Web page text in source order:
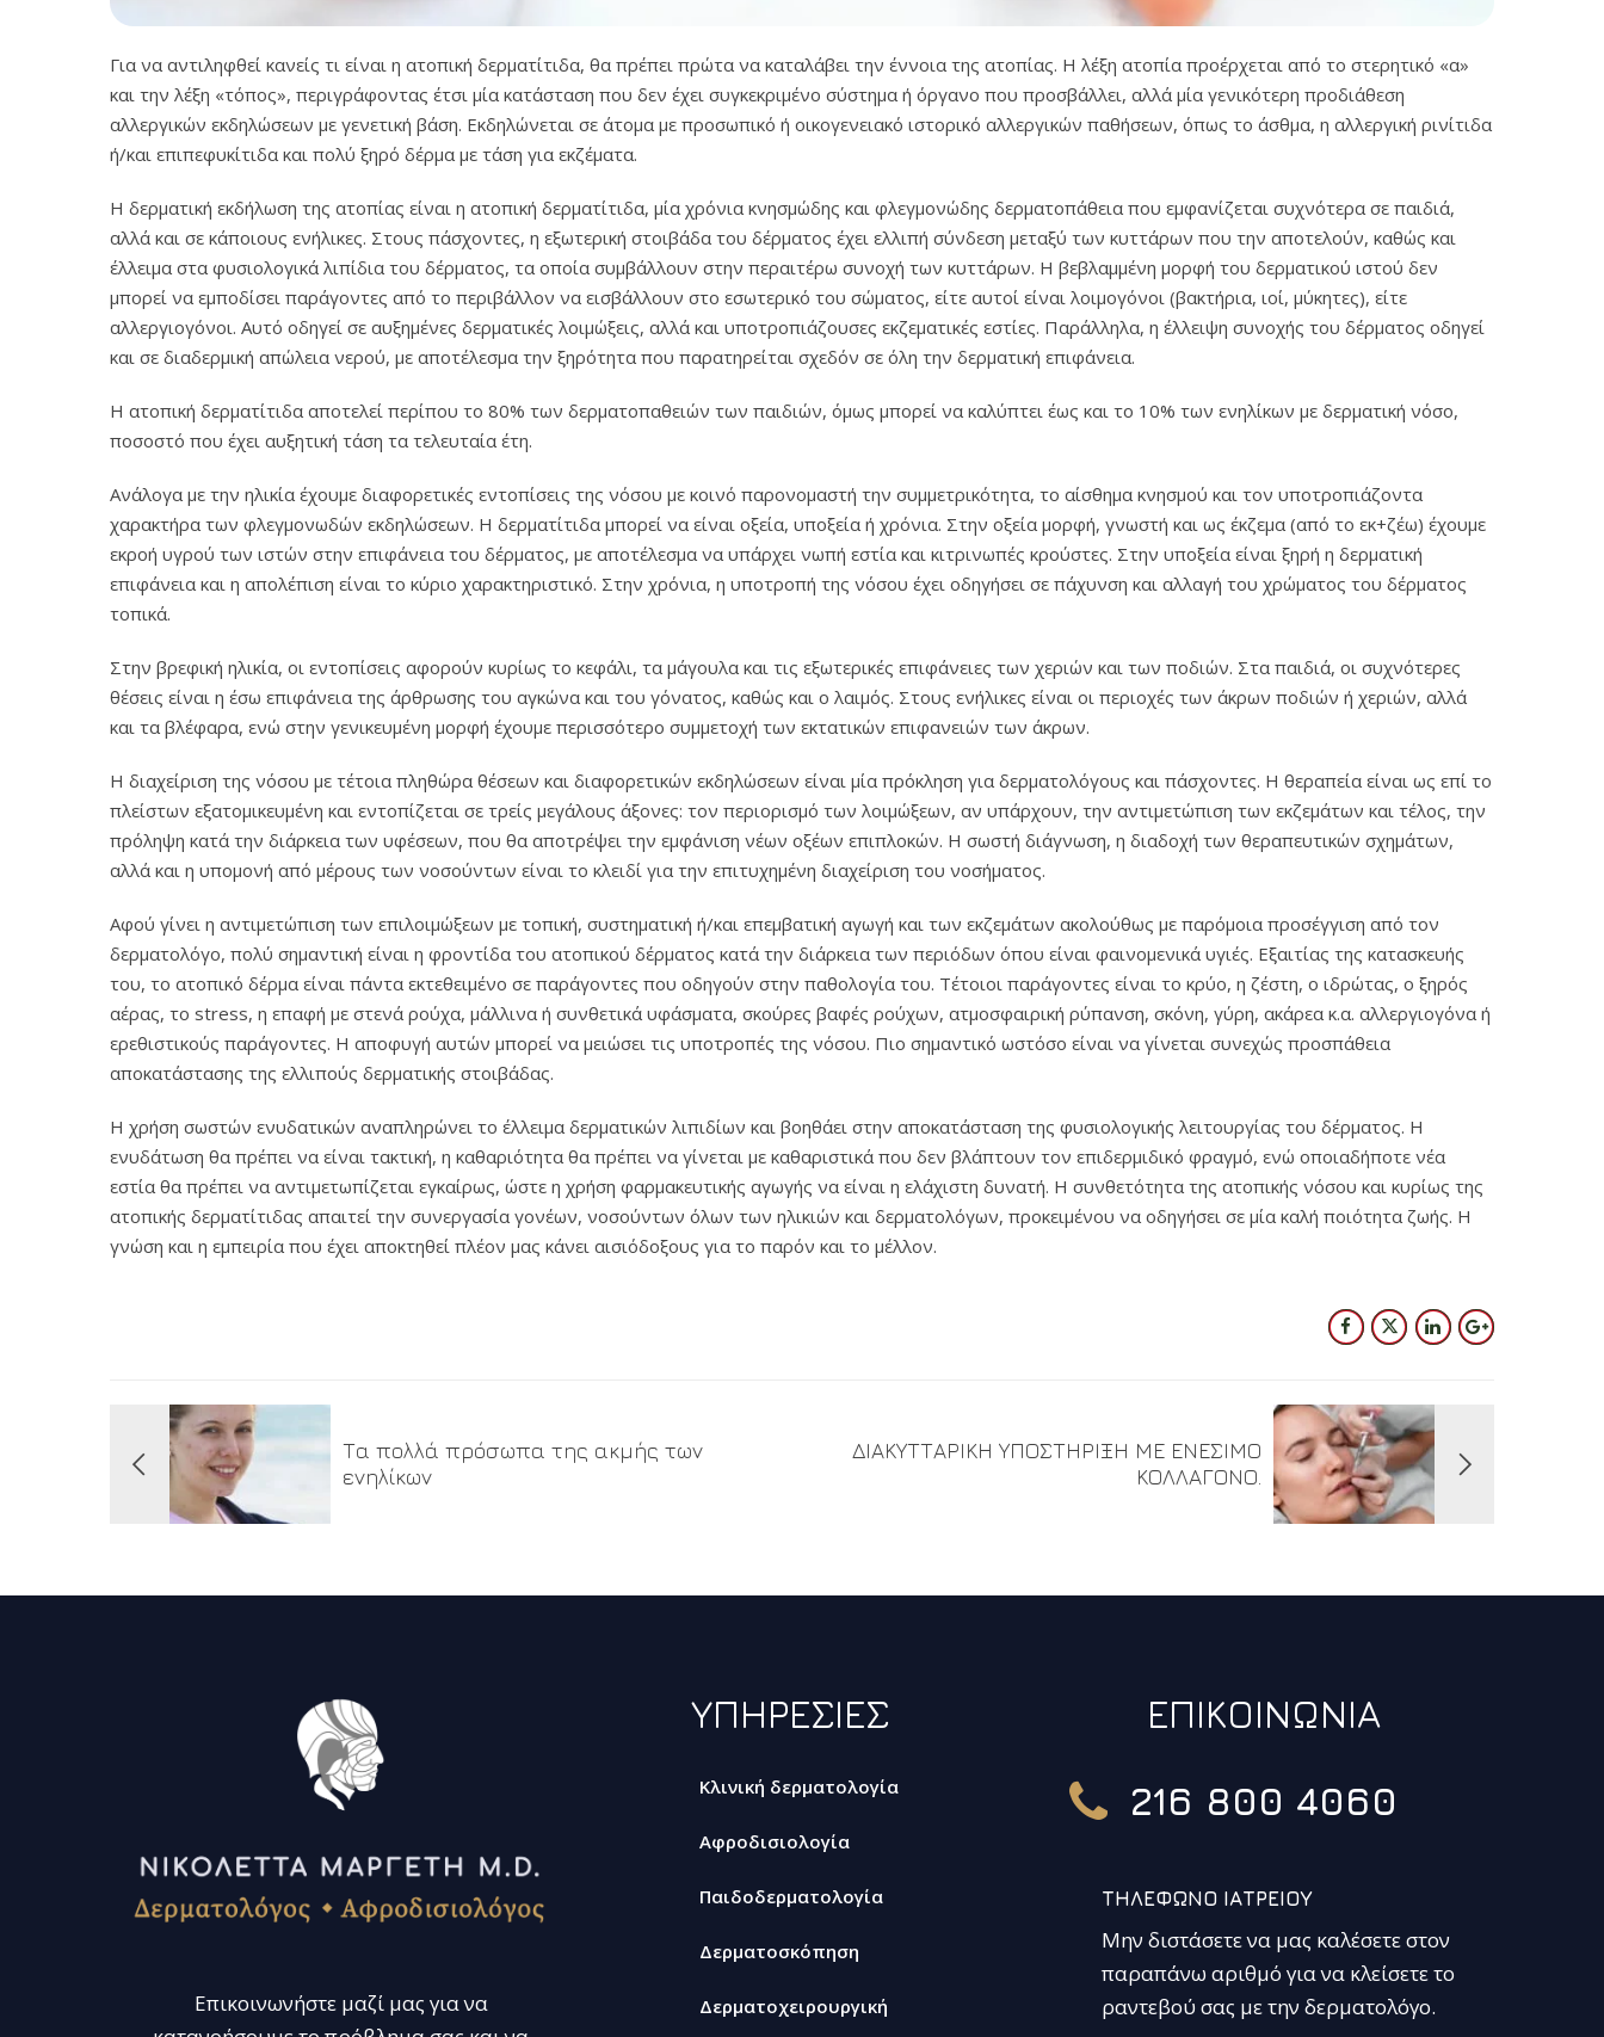
Για να αντιληφθεί κανείς τι είναι η ατοπική δερματίτιδα, θα πρέπει πρώτα να καταλάβει την έννοια της ατοπίας. Η λέξη ατοπία προέρχεται από το στερητικό «α»
και την λέξη «τόπος», περιγράφοντας έτσι μία κατάσταση που δεν έχει συγκεκριμένο σύστημα ή όργανο που προσβάλλει, αλλά μία γενικότερη προδιάθεση
αλλεργικών εκδηλώσεων με γενετική βάση. Εκδηλώνεται σε άτομα με προσωπικό ή οικογενειακό ιστορικό αλλεργικών παθήσεων, όπως το άσθμα, η αλλεργική ρινίτιδα
ή/και επιπεφυκίτιδα και πολύ ξηρό δέρμα με τάση για εκζέματα.
Η δερματική εκδήλωση της ατοπίας είναι η ατοπική δερματίτιδα, μία χρόνια κνησμώδης και φλεγμονώδης δερματοπάθεια που εμφανίζεται συχνότερα σε παιδιά,
αλλά και σε κάποιους ενήλικες. Στους πάσχοντες, η εξωτερική στοιβάδα του δέρματος έχει ελλιπή σύνδεση μεταξύ των κυττάρων που την αποτελούν, καθώς και
έλλειμα στα φυσιολογικά λιπίδια του δέρματος, τα οποία συμβάλλουν στην περαιτέρω συνοχή των κυττάρων. Η βεβλαμμένη μορφή του δερματικού ιστού δεν
μπορεί να εμποδίσει παράγοντες από το περιβάλλον να εισβάλλουν στο εσωτερικό του σώματος, είτε αυτοί είναι λοιμογόνοι (βακτήρια, ιοί, μύκητες), είτε
αλλεργιογόνοι. Αυτό οδηγεί σε αυξημένες δερματικές λοιμώξεις, αλλά και υποτροπιάζουσες εκζεματικές εστίες. Παράλληλα, η έλλειψη συνοχής του δέρματος οδηγεί
και σε διαδερμική απώλεια νερού, με αποτέλεσμα την ξηρότητα που παρατηρείται σχεδόν σε όλη την δερματική επιφάνεια.
Η ατοπική δερματίτιδα αποτελεί περίπου το 80% των δερματοπαθειών των παιδιών, όμως μπορεί να καλύπτει έως και το 10% των ενηλίκων με δερματική νόσο,
ποσοστό που έχει αυξητική τάση τα τελευταία έτη.
Ανάλογα με την ηλικία έχουμε διαφορετικές εντοπίσεις της νόσου με κοινό παρονομαστή την συμμετρικότητα, το αίσθημα κνησμού και τον υποτροπιάζοντα
χαρακτήρα των φλεγμονωδών εκδηλώσεων. Η δερματίτιδα μπορεί να είναι οξεία, υποξεία ή χρόνια. Στην οξεία μορφή, γνωστή και ως έκζεμα (από το εκ+ζέω) έχουμε
εκροή υγρού των ιστών στην επιφάνεια του δέρματος, με αποτέλεσμα να υπάρχει νωπή εστία και κιτρινωπές κρούστες. Στην υποξεία είναι ξηρή η δερματική
επιφάνεια και η απολέπιση είναι το κύριο χαρακτηριστικό. Στην χρόνια, η υποτροπή της νόσου έχει οδηγήσει σε πάχυνση και αλλαγή του χρώματος του δέρματος
τοπικά.
Στην βρεφική ηλικία, οι εντοπίσεις αφορούν κυρίως το κεφάλι, τα μάγουλα και τις εξωτερικές επιφάνειες των χεριών και των ποδιών. Στα παιδιά, οι συχνότερες
θέσεις είναι η έσω επιφάνεια της άρθρωσης του αγκώνα και του γόνατος, καθώς και ο λαιμός. Στους ενήλικες είναι οι περιοχές των άκρων ποδιών ή χεριών, αλλά
και τα βλέφαρα, ενώ στην γενικευμένη μορφή έχουμε περισσότερο συμμετοχή των εκτατικών επιφανειών των άκρων.
Η διαχείριση της νόσου με τέτοια πληθώρα θέσεων και διαφορετικών εκδηλώσεων είναι μία πρόκληση για δερματολόγους και πάσχοντες. Η θεραπεία είναι ως επί το
πλείστων εξατομικευμένη και εντοπίζεται σε τρείς μεγάλους άξονες: τον περιορισμό των λοιμώξεων, αν υπάρχουν, την αντιμετώπιση των εκζεμάτων και τέλος, την
πρόληψη κατά την διάρκεια των υφέσεων, που θα αποτρέψει την εμφάνιση νέων οξέων επιπλοκών. Η σωστή διάγνωση, η διαδοχή των θεραπευτικών σχημάτων,
αλλά και η υπομονή από μέρους των νοσούντων είναι το κλειδί για την επιτυχημένη διαχείριση του νοσήματος.
Αφού γίνει η αντιμετώπιση των επιλοιμώξεων με τοπική, συστηματική ή/και επεμβατική αγωγή και των εκζεμάτων ακολούθως με παρόμοια προσέγγιση από τον
δερματολόγο, πολύ σημαντική είναι η φροντίδα του ατοπικού δέρματος κατά την διάρκεια των περιόδων όπου είναι φαινομενικά υγιές. Εξαιτίας της κατασκευής
του, το ατοπικό δέρμα είναι πάντα εκτεθειμένο σε παράγοντες που οδηγούν στην παθολογία του. Τέτοιοι παράγοντες είναι το κρύο, η ζέστη, ο ιδρώτας, ο ξηρός
αέρας, το stress, η επαφή με στενά ρούχα, μάλλινα ή συνθετικά υφάσματα, σκούρες βαφές ρούχων, ατμοσφαιρική ρύπανση, σκόνη, γύρη, ακάρεα κ.α. αλλεργιογόνα ή
ερεθιστικούς παράγοντες. Η αποφυγή αυτών μπορεί να μειώσει τις υποτροπές της νόσου. Πιο σημαντικό ωστόσο είναι να γίνεται συνεχώς προσπάθεια
αποκατάστασης της ελλιπούς δερματικής στοιβάδας.
Η χρήση σωστών ενυδατικών αναπληρώνει το έλλειμα δερματικών λιπιδίων και βοηθάει στην αποκατάσταση της φυσιολογικής λειτουργίας του δέρματος. Η
ενυδάτωση θα πρέπει να είναι τακτική, η καθαριότητα θα πρέπει να γίνεται με καθαριστικά που δεν βλάπτουν τον επιδερμιδικό φραγμό, ενώ οποιαδήποτε νέα
εστία θα πρέπει να αντιμετωπίζεται εγκαίρως, ώστε η χρήση φαρμακευτικής αγωγής να είναι η ελάχιστη δυνατή. Η συνθετότητα της ατοπικής νόσου και κυρίως της
ατοπικής δερματίτιδας απαιτεί την συνεργασία γονέων, νοσούντων όλων των ηλικιών και δερματολόγων, προκειμένου να οδηγήσει σε μία καλή ποιότητα ζωής. Η
γνώση και η εμπειρία που έχει αποκτηθεί πλέον μας κάνει αισιόδοξους για το παρόν και το μέλλον.
Τα πολλά πρόσωπα της ακμής των
ενηλίκων
ΔΙΑΚΥΤΤΑΡΙΚΗ ΥΠΟΣΤΗΡΙΞΗ ΜΕ ΕΝΕΣΙΜΟ
ΚΟΛΛΑΓΟΝΟ.
Επικοινωνήστε μαζί μας για να
ΥΠΗΡΕΣΙΕΣ
Κλινική δερματολογία
Αφροδισιολογία
Παιδοδερματολογία
Δερματοσκόπηση
Δερματοχειρουργική
ΕΠΙΚΟΙΝΩΝΙΑ
216 800 4060
ΤΗΛΕΦΩΝΟ ΙΑΤΡΕΙΟΥ
Μην διστάσετε να μας καλέσετε στον
παραπάνω αριθμό για να κλείσετε το
ραντεβού σας με την δερματολόγο.